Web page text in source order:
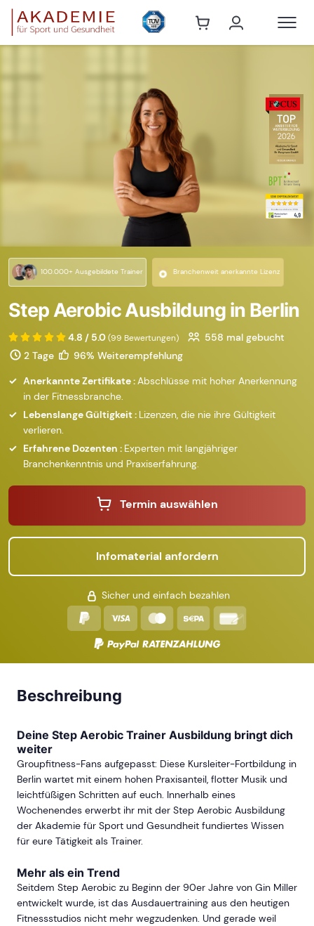
100.000+ Ausgebildete Trainer Branchenweit anerkannte Lizenz
Step Aerobic Ausbildung in Berlin
4.8 / 5.0(99 Bewertungen) 558 mal gebucht
2 Tage
96% Weiterempfehlung
Anerkannte Zertifikate :Abschlüsse mit hoher Anerkennung
in der Fitnessbranche.
Lebenslange Gültigkeit : Lizenzen, die nie ihre Gültigkeit
verlieren.
Erfahrene Dozenten : Experten mit langjähriger
Branchenkenntnis und Praxiserfahrung.
Termin auswählen
Infomaterial anfordern
Sicher und einfach bezahlen
Beschreibung
Deine Step Aerobic Trainer Ausbildung bringt dich
weiter
Groupfitness-Fans aufgepasst: Diese Kursleiter-Fortbildung in
Berlin wartet mit einem hohen Praxisanteil, flotter Musik und
leichtfüßigen Schritten auf euch. Innerhalb eines
Wochenendes erwerbt ihr mit der Step Aerobic Ausbildung
der Akademie für Sport und Gesundheit fundiertes Wissen
für eure Tätigkeit als Trainer.
Mehr als ein Trend
Seitdem Step Aerobic zu Beginn der 90er Jahre von Gin Miller
entwickelt wurde, ist das Ausdauertraining aus den heutigen
Fitnessstudios nicht mehr wegzudenken. Und gerade weil